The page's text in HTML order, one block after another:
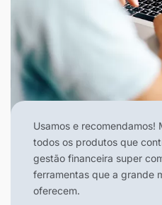
Usamos e recomendamos!
todos os produtos que
gestão financeira super
ferramentas que a grande
oferecem.